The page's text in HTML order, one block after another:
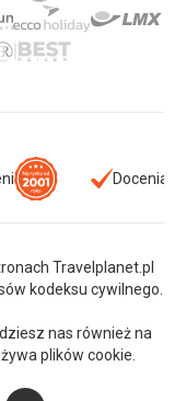
Doceniani
Travelplanet.pl
kodeksu cywilnego.
nas również na
plików cookie.